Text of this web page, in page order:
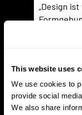
This website uses
We use cookies to
provide social
We also share
„Design
zwischen
Krämer
Pionier